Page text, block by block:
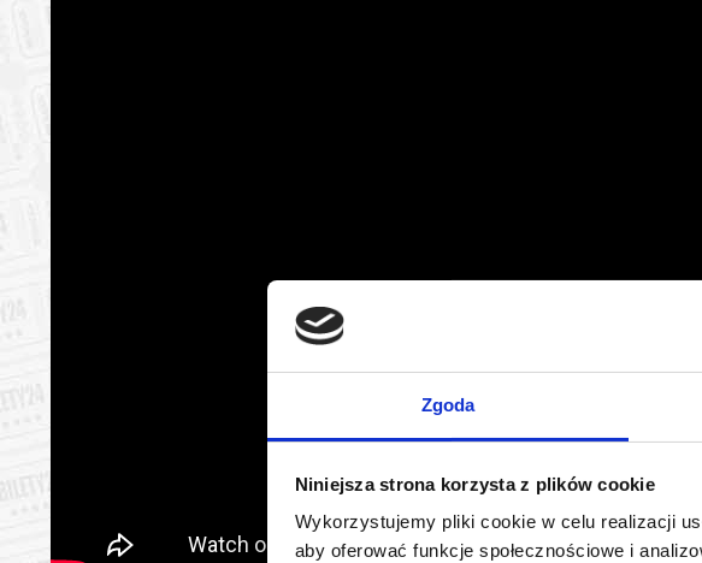
Zgoda
Niniejsza strona korzysta z plików cookie
Wykorzystujemy pliki cookie w celu realizacji
aby oferować funkcje społecznościowe i